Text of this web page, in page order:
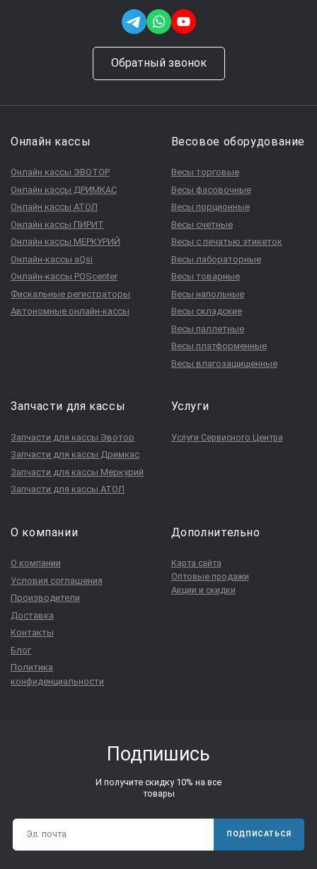
Обратный звонок
Онлайн кассы
Онлайн кассы ЭВОТОР
Онлайн кассы ДРИМКАС
Онлайн кассы АТОЛ
Онлайн кассы ПИРИТ
Онлайн кассы МЕРКУРИЙ
Онлайн-кассы aQsi
Онлайн-кассы POScenter
Фискальные регистраторы
Автономные онлайн-кассы
Весовое оборудование
Весы торговые
Весы фасовочные
Весы порционные
Весы счетные
Весы с печатью этикеток
Весы лабораторные
Весы товарные
Весы напольные
Весы складские
Весы паллетные
Весы платформенные
Весы влагозащищенные
Запчасти для кассы
Запчасти для кассы Эвотор
Запчасти для кассы Дримкас
Запчасти для кассы Меркурий
Запчасти для кассы АТОЛ
Услуги
Услуги Сервисного Центра
О компании
О компании
Условия соглашения
Производители
Доставка
Контакты
Блог
Политика
конфиденциальности
Дополнительно
Карта сайта
Оптовые продажи
Акции и скидки
Подпишись
И получите скидку 10% на все
товары
ПОДПИСАТЬСЯ